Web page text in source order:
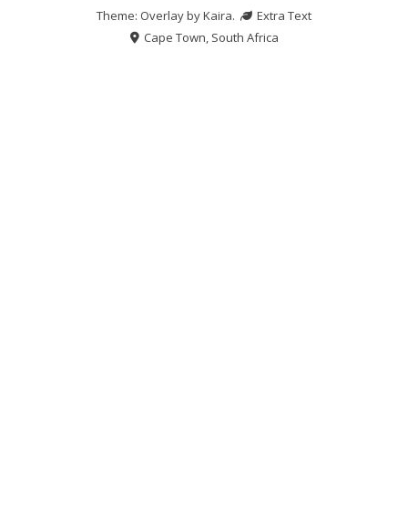
Theme: Overlay byKaira.
Extra Text
Cape Town, South Africa